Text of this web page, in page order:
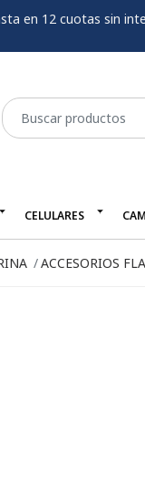
en 12 cuotas sin
CELULARES
ACCESORIOS